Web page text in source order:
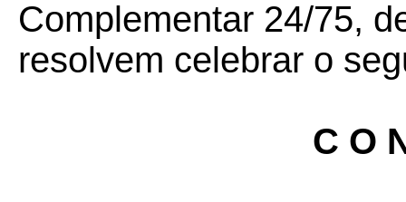
Complementar 24/75,
resolvem celebrar o
C O